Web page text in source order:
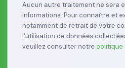
Aucun autre traitement ne sera
informations. Pour connaître et
notamment de retrait de votre
l'utilisation de données
veuillez consulter notre politique